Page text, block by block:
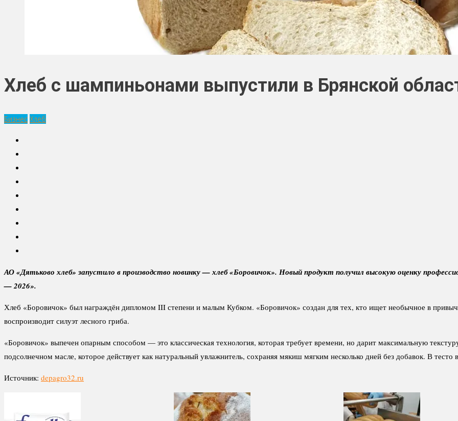
Хлеб с шампиньонами выпустили в Брянской
Бизнес Хлеб
АО «Дятьково хлеб» запустило в производство новинку — хлеб «Боровичок». Новый продукт получил высокую оценку
— 2026».
Хлеб «Боровичок» был награждён дипломом III степени и малым Кубком. «Боровичок» создан для тех, кто ищет необычное в
воспроизводит силуэт лесного гриба.
«Боровичок» выпечен опарным способом — это классическая технология, которая требует времени, но дарит максимальную
подсолнечном масле, которое действует как натуральный увлажнитель, сохраняя мякиш мягким несколько дней без добавок. В
Источник: depagro32.ru